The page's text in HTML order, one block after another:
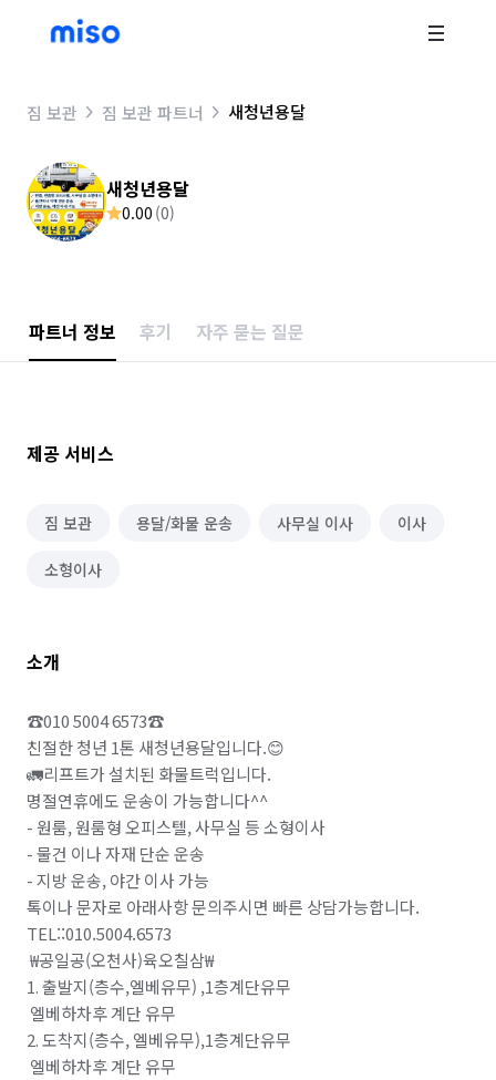
짐 보관 짐 보관 파트너 새청년용달
새청년용달
0.00 (0)
파트너 정보 후기 자주 묻는 질문
제공 서비스
짐 보관 용달/화물 운송 사무실 이사 이사
소형이사
소개
☎️010 5004 6573☎️
친절한 청년 1톤 새청년용달입니다.😊
🚛리프트가 설치된 화물트럭입니다.
명절연휴에도 운송이 가능합니다^^
- 원룸, 원룸형 오피스텔, 사무실 등 소형이사
- 물건 이나 자재 단순 운송
- 지방 운송, 야간 이사 가능
톡이나 문자로 아래사항 문의주시면 빠른 상담가능합니다.
TEL::010.5004.6573
₩공일공(오천사)육오칠삼₩
1. 출발지(층수,엘베유무) ,1층계단유무
엘베하차후 계단 유무
2. 도착지(층수, 엘베유무),1층계단유무
엘베하차후 계단 유무